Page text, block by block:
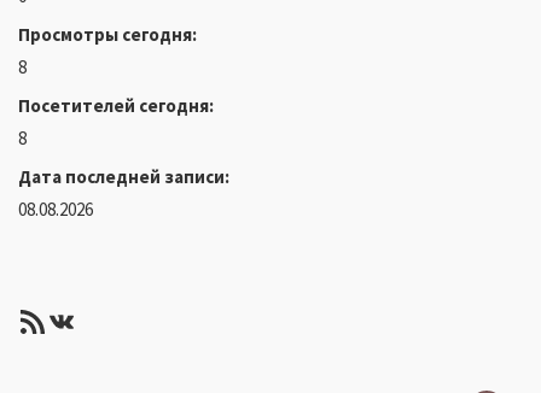
Просмотры сегодня:
8
Посетителей сегодня:
8
Дата последней записи:
08.08.2026
RSS-лентаВКонтакте